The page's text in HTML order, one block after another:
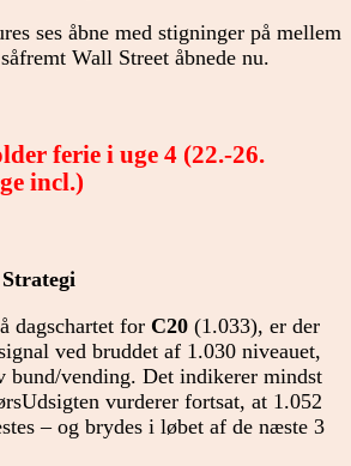
ses åbne med stigninger på mellem
Wall Street åbnede nu.
ferie i uge 4 (22.-26.
incl.)
dagschartet for C20 (1.033), er der
ved bruddet af 1.030 niveauet,
bund/vending. Det indikerer mindst
vurderer fortsat, at 1.052
– og brydes i løbet af de næste 3